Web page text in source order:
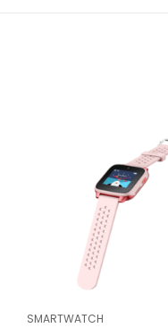
SMARTWATCH